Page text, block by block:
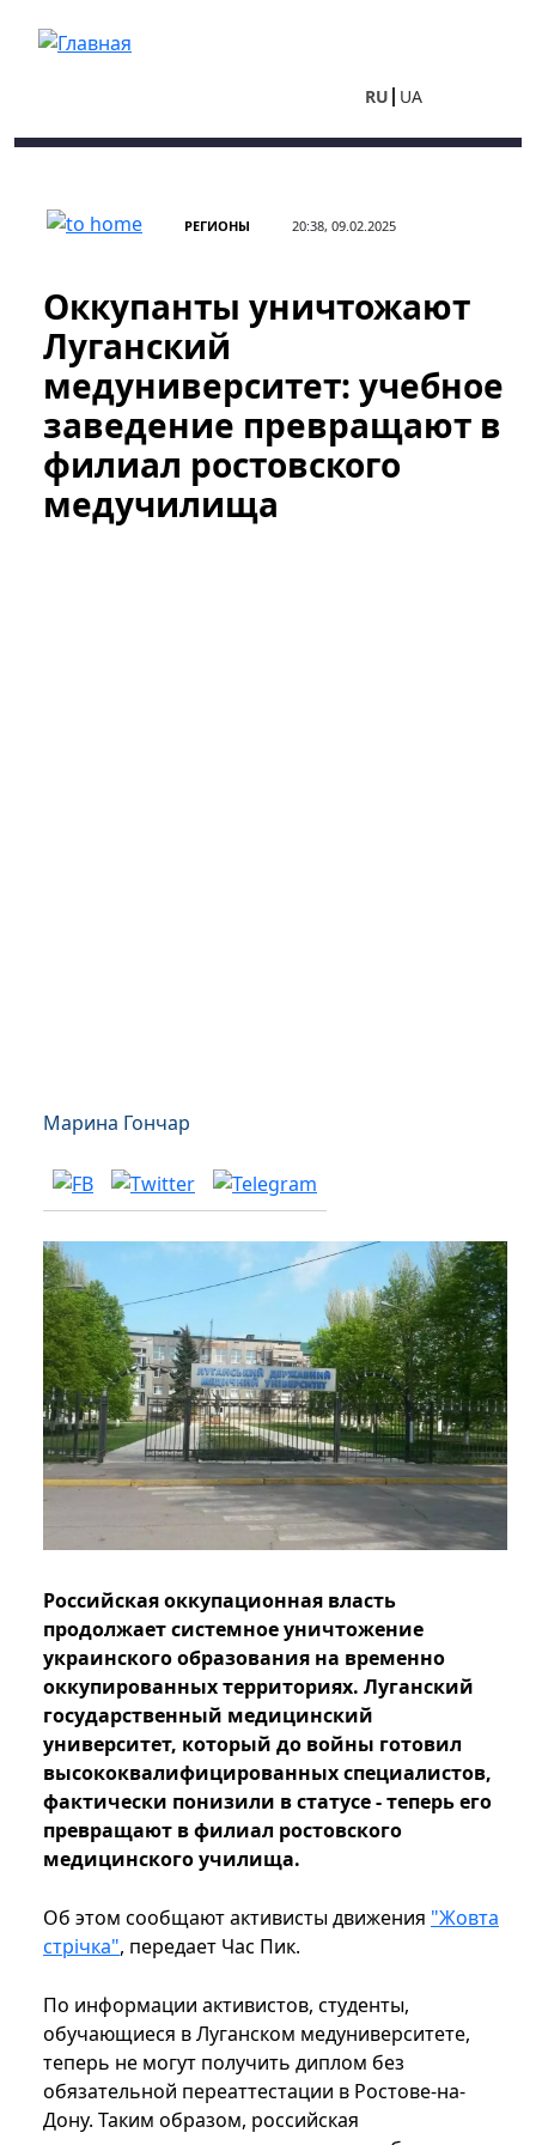
RU UA
РЕГИОНЫ 20:38, 09.02.2025
Оккупанты уничтожают
Луганский
медуниверситет: учебное
заведение превращают в
филиал ростовского
медучилища
Марина Гончар
Российская оккупационная власть
продолжает системное уничтожение
украинского образования на временно
оккупированных территориях. Луганский
государственный медицинский
университет, который до войны готовил
высококвалифицированных специалистов,
фактически понизили в статусе - теперь его
превращают в филиал ростовского
медицинского училища.
Об этом сообщают активисты движения "Жовта
стрічка", передает Час Пик.
По информации активистов, студенты,
обучающиеся в Луганском медуниверситете,
теперь не могут получить диплом без
обязательной переаттестации в Ростове-на-
Дону. Таким образом, российская